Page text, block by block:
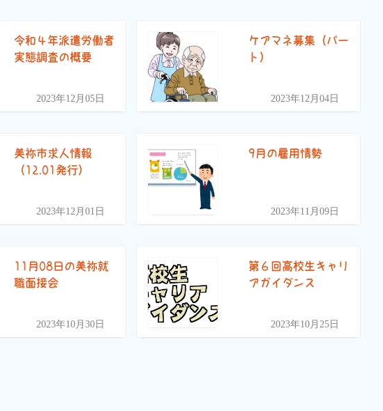
令和４年派遣労働者
実態調査の概要
2023年12月05日
ケアマネ募集（パー
ト）
2023年12月04日
美祢市求人情報
（12.01発行）
2023年12月01日
9月の雇用情勢
2023年11月09日
11月08日の美祢就
職面接会
2023年10月30日
第６回高校生キャリ
アガイダンス
2023年10月25日